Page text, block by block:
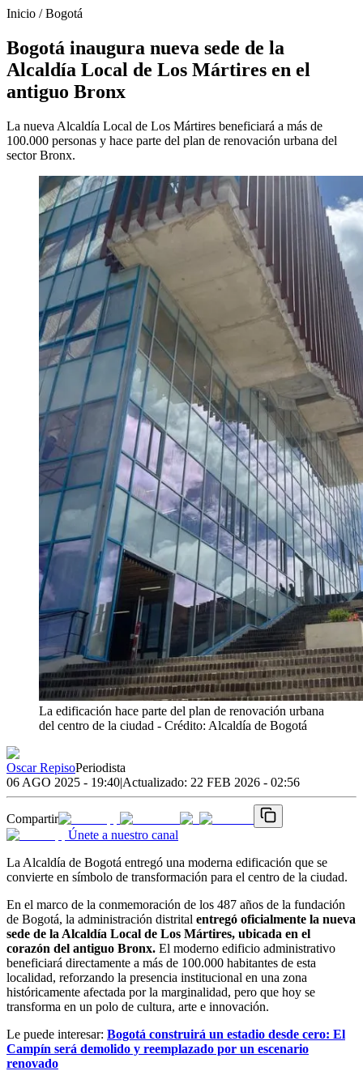
Inicio /Bogotá
Bogotá inaugura nueva sede de la
Alcaldía Local de Los Mártires en el
antiguo Bronx
La nueva Alcaldía Local de Los Mártires beneficiará a más de
100.000 personas y hace parte del plan de renovación urbana del
sector Bronx.
La edificación hace parte del plan de renovación urbana
del centro de la ciudad - Crédito: Alcaldía de Bogotá
Oscar RepisoPeriodista
06 AGO 2025 - 19:40|Actualizado: 22 FEB 2026 - 02:56
Compartir
Únete a nuestro canal
La Alcaldía de Bogotá entregó una moderna edificación que se
convierte en símbolo de transformación para el centro de la ciudad.
En el marco de la conmemoración de los 487 años de la fundación
de Bogotá, la administración distrital entregó oficialmente la nueva
sede de la Alcaldía Local de Los Mártires, ubicada en el
corazón del antiguo Bronx. El moderno edificio administrativo
beneficiará directamente a más de 100.000 habitantes de esta
localidad, reforzando la presencia institucional en una zona
históricamente afectada por la marginalidad, pero que hoy se
transforma en un polo de cultura, arte e innovación.
Le puede interesar: Bogotá construirá un estadio desde cero: El
Campín será demolido y reemplazado por un escenario
renovado